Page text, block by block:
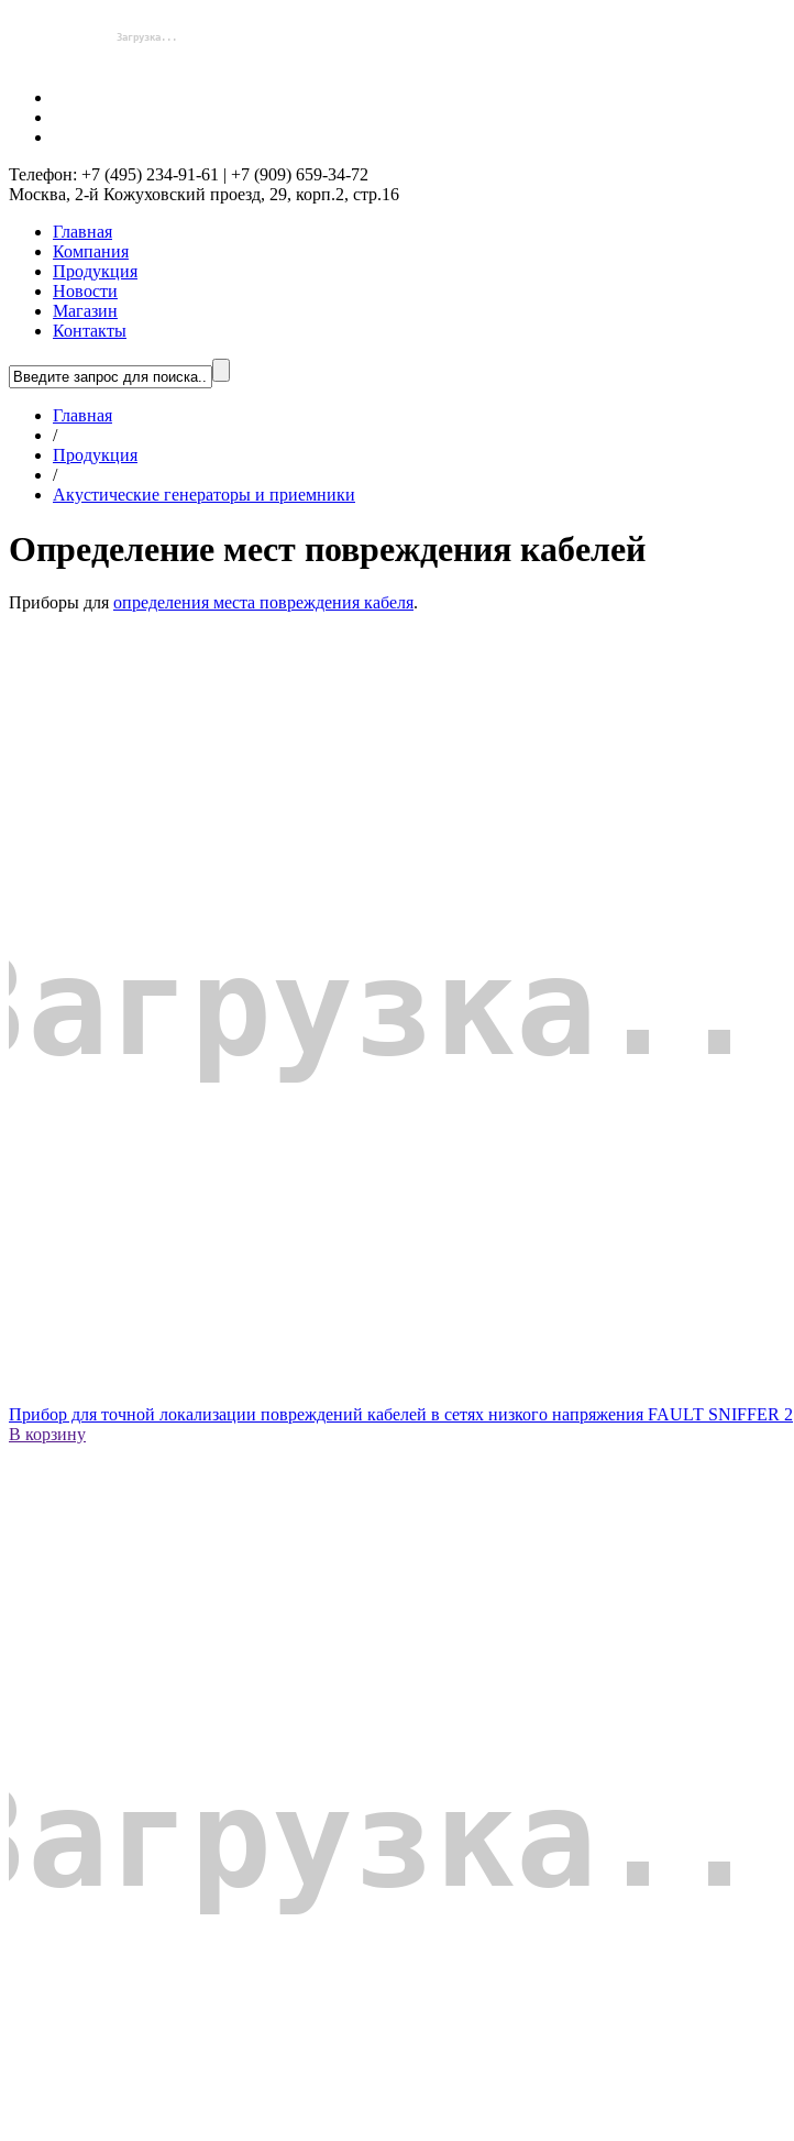
Телефон: +7 (495) 234-91-61 | +7 (909) 659-34-72
Москва, 2-й Кожуховский проезд, 29, корп.2, стр.16
Главная
Компания
Продукция
Новости
Магазин
Контакты
Главная
/
Продукция
/
Акустические генераторы и приемники
Определение мест повреждения кабелей
Приборы для определения места повреждения кабеля.
Прибор для точной локализации повреждений кабелей в сетях низкого напряжения FAULT SNIFFER 2
В корзину